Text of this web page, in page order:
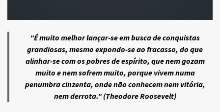
"É muito melhor lançar-se em busca de conquistas
grandiosas, mesmo expondo-se ao fracasso, do que
alinhar-se com os pobres de espírito, que nem gozam
muito e nem sofrem muito, porque vivem numa
penumbra cinzenta, onde não conhecem nem vitória,
nem derrota." (Theodore Roosevelt)